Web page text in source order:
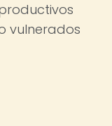
vulnerados